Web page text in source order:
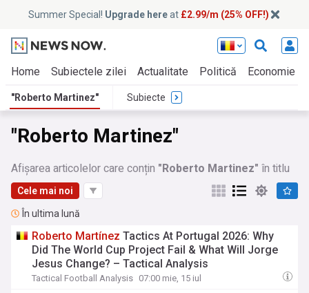
Summer Special! Upgrade hereat £2.99/m (25% OFF!)
Home Subiectele zilei Actualitate Politică Economie
"Roberto Martinez" Subiecte
"Roberto Martinez"
Afișarea articolelor care conțin "Roberto Martinez" în titlu
Cele mai noi
În ultima lună
Roberto Martínez Tactics At Portugal 2026: Why
Did The World Cup Project Fail & What Will Jorge
Jesus Change? – Tactical Analysis
Tactical Football Analysis 07:00 mie, 15 iul